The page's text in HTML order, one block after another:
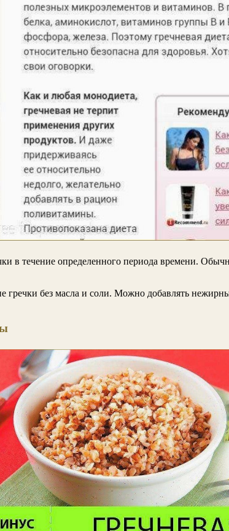
в течение определенного периода времени.
гречки без масла и соли. Можно добавлять